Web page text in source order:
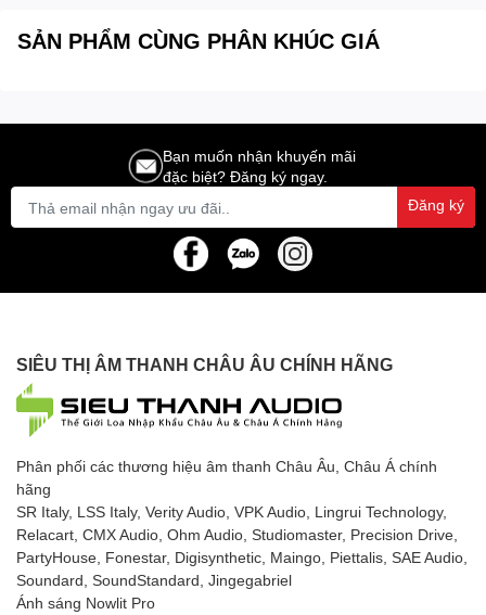
SẢN PHẨM CÙNG PHÂN KHÚC GIÁ
Bạn muốn nhận khuyến mãi
đặc biệt? Đăng ký ngay.
Đăng ký
SIÊU THỊ ÂM THANH CHÂU ÂU CHÍNH HÃNG
Phân phối các thương hiệu âm thanh Châu Âu, Châu Á chính
hãng
SR Italy, LSS Italy, Verity Audio, VPK Audio, Lingrui Technology,
Relacart, CMX Audio, Ohm Audio, Studiomaster, Precision Drive,
PartyHouse, Fonestar, Digisynthetic, Maingo, Piettalis, SAE Audio,
Soundard, SoundStandard, Jingegabriel
Ánh sáng Nowlit Pro